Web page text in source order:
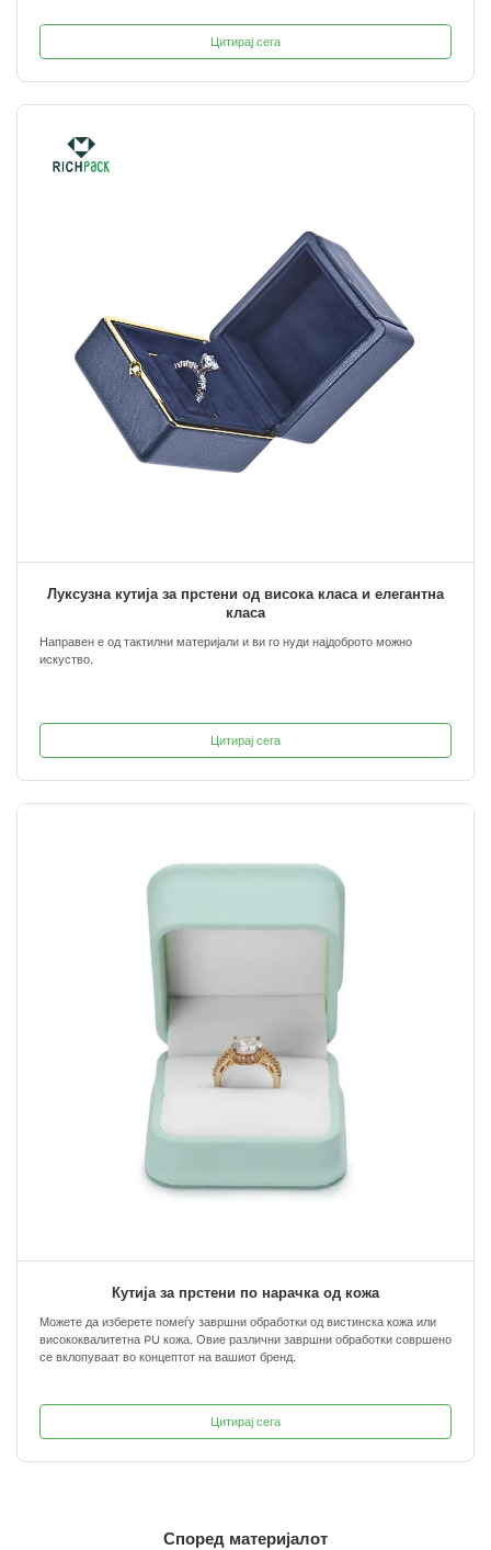
Цитирај сега
Луксузна кутија за прстени од висока класа и елегантна
класа
Направен е од тактилни материјали и ви го нуди најдоброто можно
искуство.
Цитирај сега
Кутија за прстени по нарачка од кожа
Можете да изберете помеѓу завршни обработки од вистинска кожа или
висококвалитетна PU кожа. Овие различни завршни обработки совршено
се вклопуваат во концептот на вашиот бренд.
Цитирај сега
Според материјалот